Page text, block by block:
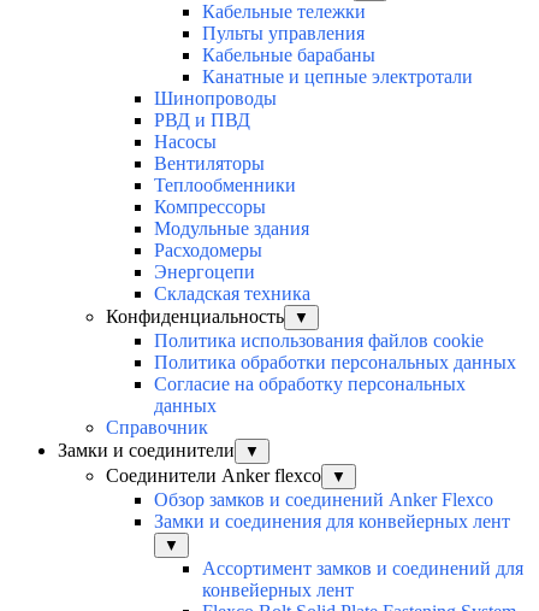
Кабельные тележки
Пульты управления
Кабельные барабаны
Канатные и цепные электротали
Шинопроводы
РВД и ПВД
Насосы
Вентиляторы
Теплообменники
Компрессоры
Модульные здания
Расходомеры
Энергоцепи
Складская техника
Конфиденциальность
▼
Политика использования файлов cookie
Политика обработки персональных данных
Согласие на обработку персональных
данных
Справочник
Замки и соединители
▼
Соединители Anker flexco ▼
Обзор замков и соединений Anker Flexco
Замки и соединения для конвейерных лент
▼
Ассортимент замков и соединений для
конвейерных лент